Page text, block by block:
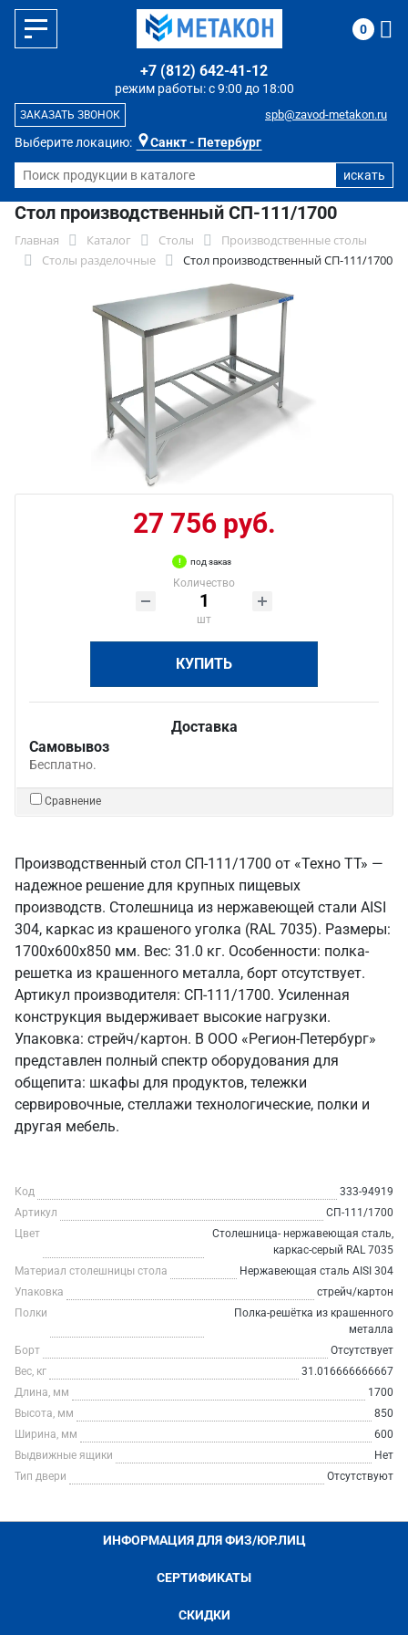
Выберите локацию: Санкт - Петербург
режим работы: с 9:00 до 18:00
+7 (812) 642-41-12
spb@zavod-metakon.ru
ЗАКАЗАТЬ ЗВОНОК
0
Стол производственный СП-111/1700
Главная Каталог Столы
Производственные столы
Столы разделочные
Стол производственный СП-111/1700
27 756 руб.
под заказ
Количество
шт
КУПИТЬ
Доставка
Самовывоз
Бесплатно.
Сравнение
Производственный стол СП-111/1700 от «Техно ТТ» —
надежное решение для крупных пищевых
производств. Столешница из нержавеющей стали AISI
304, каркас из крашеного уголка (RAL 7035). Размеры:
1700x600x850 мм. Вес: 31.0 кг. Особенности: полка-
решетка из крашенного металла, борт отсутствует.
Артикул производителя: СП-111/1700. Усиленная
конструкция выдерживает высокие нагрузки.
Упаковка: стрейч/картон. В ООО «Регион-Петербург»
представлен полный спектр оборудования для
общепита: шкафы для продуктов, тележки
сервировочные, стеллажи технологические, полки и
другая мебель.
Код
333-94919
Артикул
СП-111/1700
Цвет
Столешница- нержавеющая сталь,
каркас-серый RAL 7035
Материал столешницы стола
Нержавеющая сталь AISI 304
Упаковка
стрейч/картон
Полки
Полка-решётка из крашенного
металла
Борт
Отсутствует
Вес, кг
31.016666666667
Длина, мм
1700
Высота, мм
850
Ширина, мм
600
Выдвижные ящики
Нет
Тип двери
Отсутствуют
ИНФОРМАЦИЯ ДЛЯ ФИЗ/ЮР.ЛИЦ
СЕРТИФИКАТЫ
СКИДКИ